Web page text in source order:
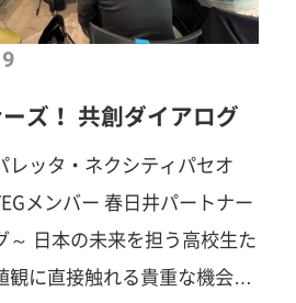
す。その想いを受け取り、次
くことが、今を担う私たちの
感謝と誇りで胸が満たされ
ご尽力に、最大限の敬意と
願っております。 本当に
の皆様、ご
ズ！ 共創ダイアログ
レッタ・ネクシティパセオ
春日井パートナー
生た
観に直接触れる貴重な機会と